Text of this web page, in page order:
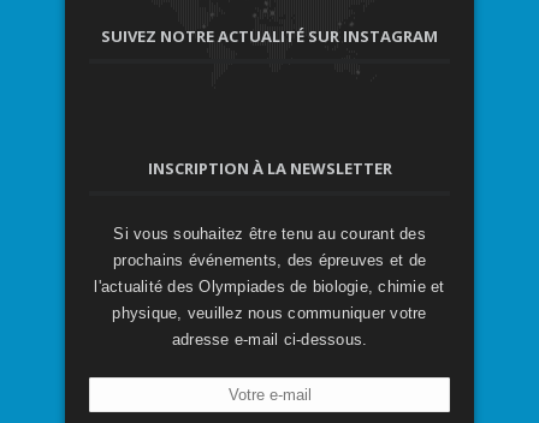
SUIVEZ NOTRE ACTUALITÉ SUR INSTAGRAM
INSCRIPTION À LA NEWSLETTER
Si vous souhaitez être tenu au courant des
prochains événements, des épreuves et de
l'actualité des Olympiades de biologie, chimie et
physique, veuillez nous communiquer votre
adresse e-mail ci-dessous.